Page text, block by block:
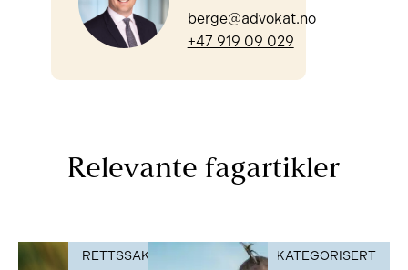
berge@advokat.no
+47 919 09 029
Relevante fagartikler
RETTSSAK RETTSSAK
UKATEGORISERT